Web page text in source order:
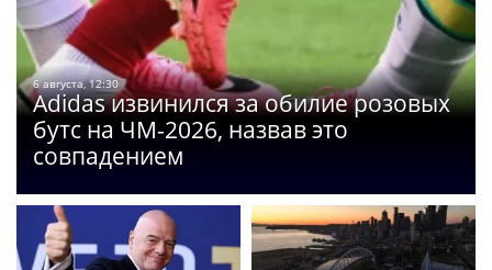
6 августа, 12:30
Adidas извинился за обилие розовых
бутс на ЧМ-2026, назвав это
совпадением